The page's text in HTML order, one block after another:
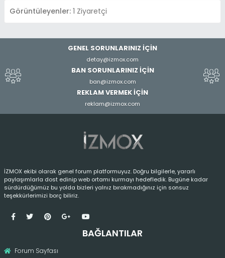
Görüntüleyenler: 1 Ziyaretçi
GENEL SORUNLARINIZ İÇİN
detay@izmox.com
BAN SORUNLARINIZ İÇİN
ban@izmox.com
REKLAM VERMEK İÇİN
reklam@izmox.com
İZMOX ekibi olarak genel forum platformuyuz. Doğru bilgilerle, yararlı
paylaşımlarla dost edinip web ortamı kurmayı hedefledik. Bugüne kadar
sürdürdüğümüz bu yolda bizleri yalnız bırakmadığınız için sonsuz
teşekkürlerimizi borç biliriz.
BAĞLANTILAR
Forum Sayfası